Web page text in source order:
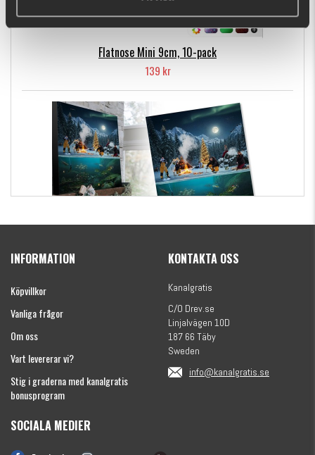
Flatnose Mini 9cm, 10-pack
139 kr
(julkalender)
INFORMATION
Köpvillkor
Vanliga frågor
Om oss
Vart levererar vi?
Stig i graderna med kanalgratis
bonusprogram
KONTAKTA OSS
Kanalgratis
C/O Drev.se
Linjalvägen 10D
187 66 Täby
Sweden
info@kanalgratis.se
SOCIALA MEDIER